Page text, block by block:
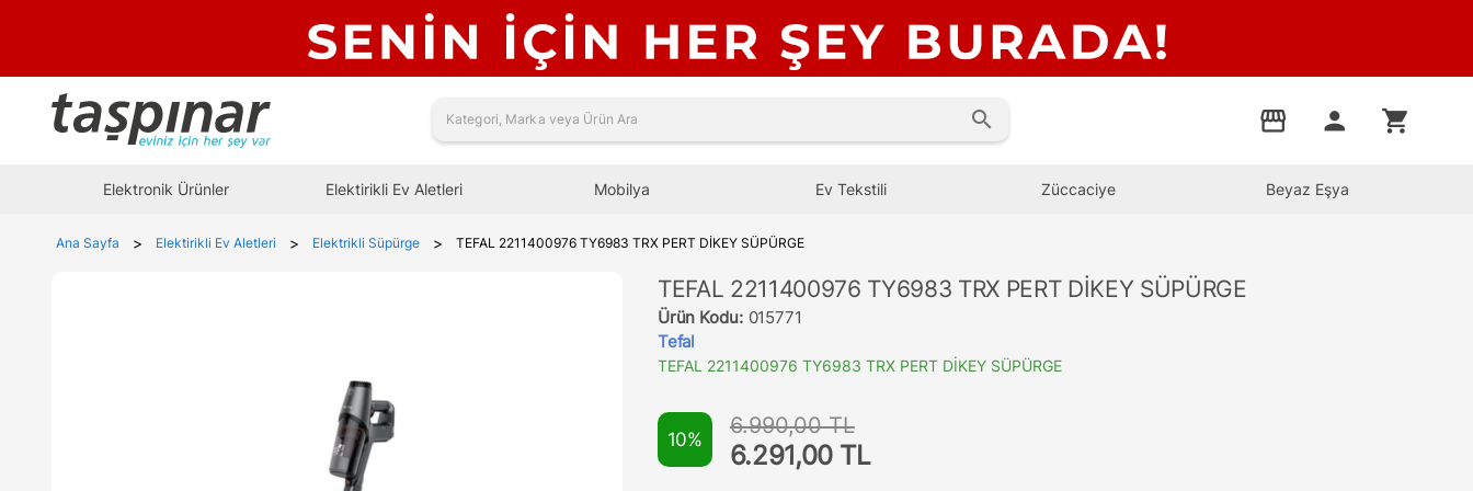
search storefront person shopping_cart
Elektronik Ürünler Elektirikli Ev Aletleri Mobilya Ev Tekstili Züccaciye Beyaz Eşya
Ana Sayfa > Elektirikli Ev Aletleri > Elektrikli Süpürge > TEFAL 2211400976 TY6983 TRX PERT DİKEY SÜPÜRGE
TEFAL 2211400976 TY6983 TRX PERT DİKEY SÜPÜRGE
Ürün Kodu: 015771
Tefal
TEFAL 2211400976 TY6983 TRX PERT DİKEY SÜPÜRGE
10%
6.990,00 TL
6.291,00 TL